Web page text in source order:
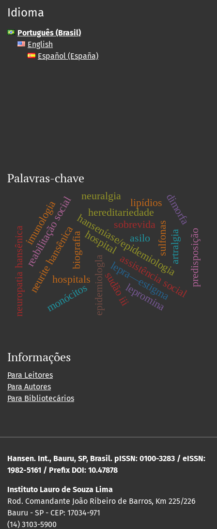
Idioma
Português (Brasil)
English
Español (España)
Palavras-chave
hanseníase/epidemiologia
sobrevida sulfonas
hospitals assistência social
hospital asilo
neurite hansênica
neuropatia hansênica biografia
epidemiologlalepra—estigma
artralgia
reabilitação social predisposição
hereditariedade
lipídios
sudão iii
neuralgia dimorfa
imunologia
monócitos lepromina
Informações
Para Leitores
Para Autores
Para Bibliotecários
Hansen. Int., Bauru, SP, Brasil. pISSN: 0100-3283 / eISSN:
1982-5161 / Prefix DOI: 10.47878
Instituto Lauro de Souza Lima
Rod. Comandante João Ribeiro de Barros, Km 225/226
Bauru - SP - CEP: 17034-971
(14) 3103-5900